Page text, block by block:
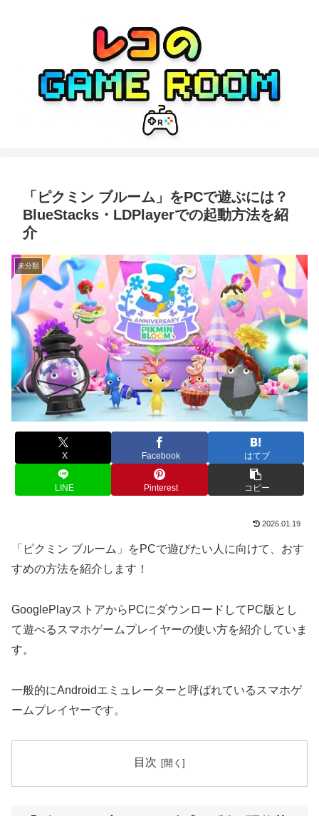
「ピクミン ブルーム」をPCで遊ぶには？
BlueStacks・LDPlayerでの起動方法を紹
介
未分類
X Facebook はてブ
LINE Pinterest コピー
2026.01.19
「ピクミン ブルーム」をPCで遊びたい人に向けて、おす
すめの方法を紹介します！
GooglePlayストアからPCにダウンロードしてPC版とし
て遊べるスマホゲームプレイヤーの使い方を紹介していま
す。
一般的にAndroidエミュレーターと呼ばれているスマホゲ
ームプレイヤーです。
目次